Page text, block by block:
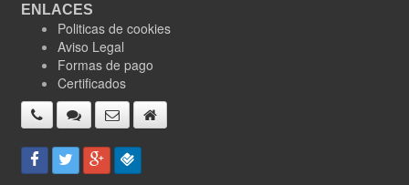
ENLACES
Politicas de cookies
Aviso Legal
Formas de pago
Certificados